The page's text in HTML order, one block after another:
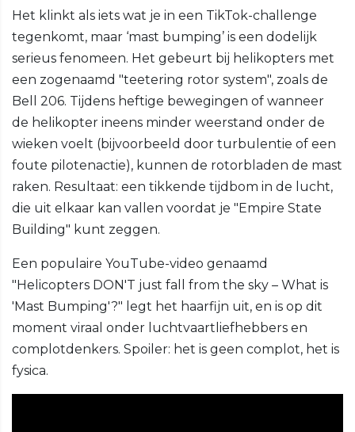
Het klinkt als iets wat je in een TikTok-challenge
tegenkomt, maar ‘mast bumping’ is een dodelijk
serieus fenomeen. Het gebeurt bij helikopters met
een zogenaamd "teetering rotor system", zoals de
Bell 206. Tijdens heftige bewegingen of wanneer
de helikopter ineens minder weerstand onder de
wieken voelt (bijvoorbeeld door turbulentie of een
foute pilotenactie), kunnen de rotorbladen de mast
raken. Resultaat: een tikkende tijdbom in de lucht,
die uit elkaar kan vallen voordat je "Empire State
Building" kunt zeggen.
Een populaire YouTube-video genaamd
"Helicopters DON'T just fall from the sky – What is
'Mast Bumping'?" legt het haarfijn uit, en is op dit
moment viraal onder luchtvaartliefhebbers en
complotdenkers. Spoiler: het is geen complot, het is
fysica.